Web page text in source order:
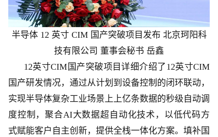
半导体 12 英寸 CIM 国产突破项目发布 北京珂阳科
技有限公司 董事会秘书 岳鑫
12英寸CIM国产突破项目详细介绍了12英寸CIM
国产研发情况，通过从计划到设备控制的闭环联动，
实现半导体复杂工业场景上上亿条数据的秒级自动调
度控制，聚合AI大数据超自动化技术，以低代码方
式赋能客户自主创新，提供全栈一体化方案。填补国